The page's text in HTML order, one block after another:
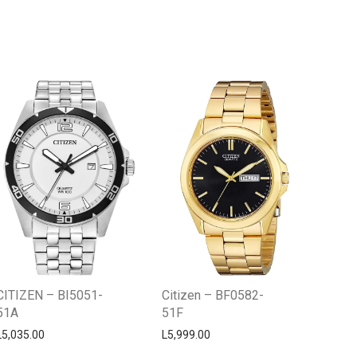
– BI5051-
5,035.00
Citizen – BF0582-
51F
L5,999.00
Centro Citizen
Typically replies within a day